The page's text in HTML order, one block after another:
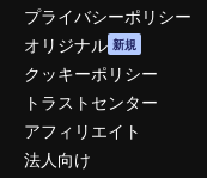
プライバシーポリシー
オリジナル 新規
クッキーポリシー
トラストセンター
アフィリエイト
法人向け